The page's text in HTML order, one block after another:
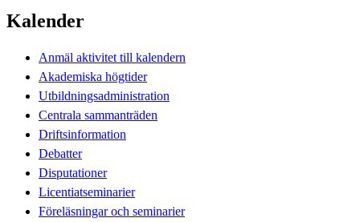
Kalender
Anmäl aktivitet till kalendern
Akademiska högtider
Utbildningsadministration
Centrala sammanträden
Driftsinformation
Debatter
Disputationer
Licentiatseminarier
Föreläsningar och seminarier